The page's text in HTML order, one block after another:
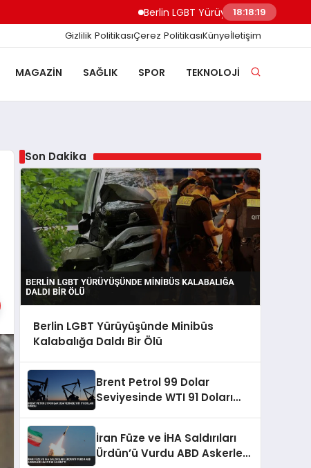
Berlin LGBT Yürüyüşünde Minibüs
18:18:20
Gizlilik PolitikasıÇerez PolitikasıKünyeİletişim
MAGAZIN SAĞLIK SPOR TEKNOLOJI
Son Dakika
Berlin LGBT Yürüyüşünde Minibüs
Kalabalığa Daldı Bir Ölü
Brent Petrol 99 Dolar
Seviyesinde WTI 91 Doları
İran Füze ve İHA Saldırıları
Ürdün’ü Vurdu ABD Askerleri